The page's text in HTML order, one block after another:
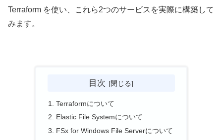
Terraform を使い、これら2つのサービスを実際に構築して
みます。
目次
Terraformについて
Elastic File Systemについて
FSx for Windows File Serverについて